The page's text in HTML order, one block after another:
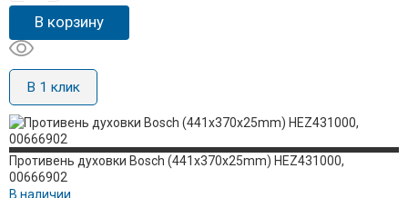
В корзину
В 1 клик
Противень духовки Bosch (441x370x25mm) HEZ431000,
00666902
В наличии